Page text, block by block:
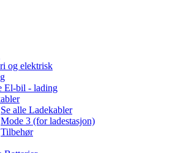
og elektrisk
El-bil - lading
Se alle Ladekabler
Mode 3 (for ladestasjon)
Tilbehør